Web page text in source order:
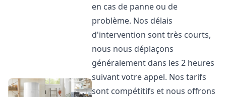
en cas de panne ou de
problème. Nos délais
d'intervention sont très courts,
nous nous déplaçons
généralement dans les 2 heures
suivant votre appel. Nos tarifs
sont compétitifs et nous offrons